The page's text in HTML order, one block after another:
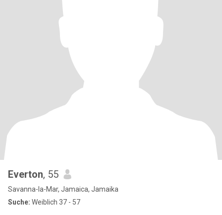
Everton, 55
Savanna-la-Mar, Jamaica, Jamaika
Suche: Weiblich 37 - 57